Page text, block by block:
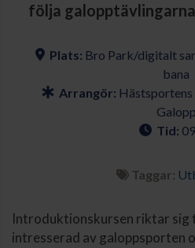
följa
Plats: Bro Park/digitalt
bana
Arrangör:
Galopp
Tid:
Taggar:
Introduktionskursen riktar sig
intresserad av galoppsporten